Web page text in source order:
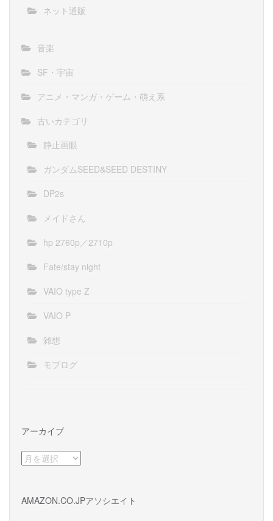
ネット通販
音楽
SF・宇宙
アニメ・マンガ・ゲーム・萌え系
古いカテゴリ
静止画眼
ガンダムSEED&SEED DESTINY
DP2s
メイドさん
hp 2760p／2710p
Fate/stay night
VAIO type Z
VAIO P
雑想
モブログ
アーカイブ
ア
ー
ブ
AMAZON.CO.JPアソシエイト